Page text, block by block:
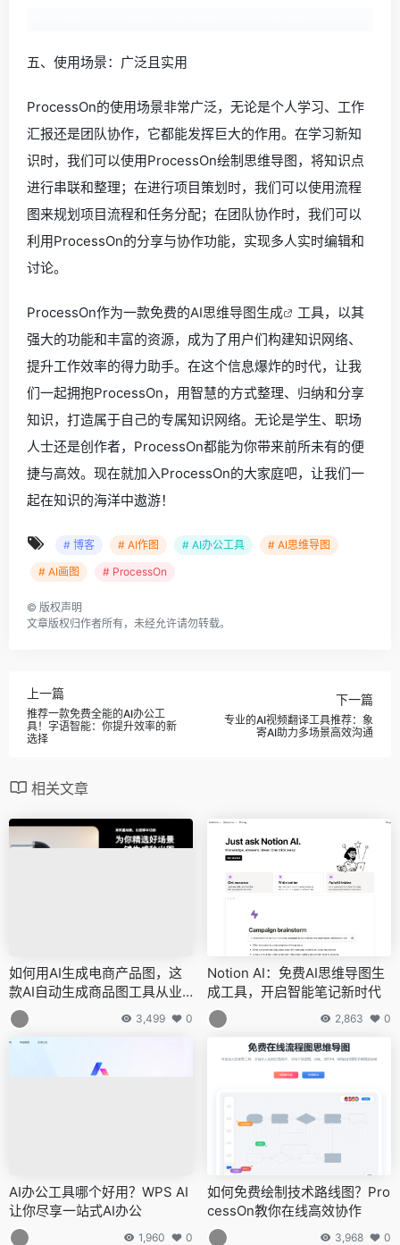
五、使用场景：广泛且实用
ProcessOn的使用场景非常广泛，无论是个人学习、工作
汇报还是团队协作，它都能发挥巨大的作用。在学习新知
识时，我们可以使用ProcessOn绘制思维导图，将知识点
进行串联和整理；在进行项目策划时，我们可以使用流程
图来规划项目流程和任务分配；在团队协作时，我们可以
利用ProcessOn的分享与协作功能，实现多人实时编辑和
讨论。
ProcessOn作为一款免费的AI思维导图生成
工具，以其
强大的功能和丰富的资源，成为了用户们构建知识网络、
提升工作效率的得力助手。在这个信息爆炸的时代，让我
们一起拥抱ProcessOn，用智慧的方式整理、归纳和分享
知识，打造属于自己的专属知识网络。无论是学生、职场
人士还是创作者，ProcessOn都能为你带来前所未有的便
捷与高效。现在就加入ProcessOn的大家庭吧，让我们一
起在知识的海洋中遨游！
# 博客 # AI作图 # AI办公工具
# AI思维导图
# AI画图
# ProcessOn
© 版权声明
文章版权归作者所有，未经允许请勿转载。
上一篇
推荐一款免费全能的AI办公工
具！字语智能：你提升效率的新
选择
下一篇
专业的AI视频翻译工具推荐：象
寄AI助力多场景高效沟通
相关文章
如何用AI生成电商产品图，这
款AI自动生成商品图工具从业
者必备！
3,499 0
Notion AI：免费AI思维导图生
成工具，开启智能笔记新时代
2,863 0
AI办公工具哪个好用？WPS AI
让你尽享一站式AI办公
1,960 0
如何免费绘制技术路线图？Pro
cessOn教你在线高效协作
3,968 0